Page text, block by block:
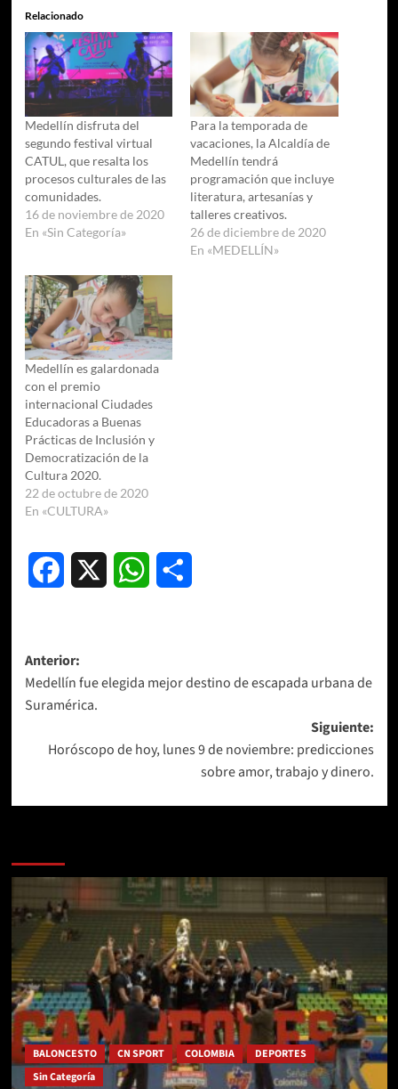
Relacionado
Medellín disfruta del
segundo festival virtual
CATUL, que resalta los
procesos culturales de las
comunidades.
16 de noviembre de 2020
En «Sin Categoría»
Para la temporada de
vacaciones, la Alcaldía de
Medellín tendrá
programación que incluye
literatura, artesanías y
talleres creativos.
26 de diciembre de 2020
En «MEDELLÍN»
Medellín es galardonada
con el premio
internacional Ciudades
Educadoras a Buenas
Prácticas de Inclusión y
Democratización de la
Cultura 2020.
22 de octubre de 2020
En «CULTURA»
Facebook WhatsApp
Navegación
de
entradas
Anterior:
Medellín fue elegida mejor destino de escapada urbana de
Suramérica.
Siguiente:
Horóscopo de hoy, lunes 9 de noviembre: predicciones
sobre amor, trabajo y dinero.
BALONCESTO CN SPORT COLOMBIA
DEPORTES
Sin Categoría